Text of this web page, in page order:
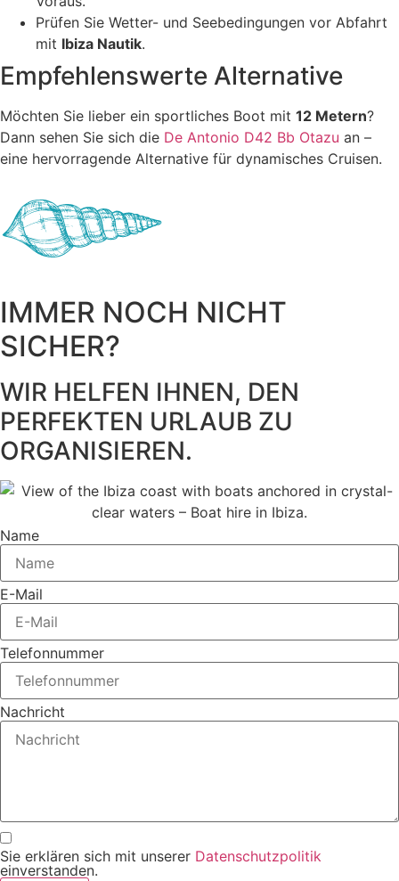
Prüfen Sie Wetter- und Seebedingungen vor Abfahrt
mit Ibiza Nautik.
Empfehlenswerte Alternative
Möchten Sie lieber ein sportliches Boot mit 12 Metern?
Dann sehen Sie sich die De Antonio D42 Bb Otazu an –
eine hervorragende Alternative für dynamisches Cruisen.
IMMER NOCH NICHT
SICHER?
WIR HELFEN IHNEN, DEN
PERFEKTEN URLAUB ZU
ORGANISIEREN.
Name
E-Mail
Telefonnummer
Nachricht
Sie erklären sich mit unserer Datenschutzpolitik
einverstanden.